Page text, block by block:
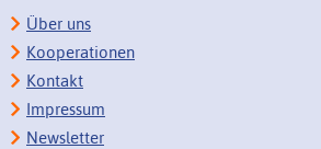
Über uns
Kooperationen
Kontakt
Impressum
Newsletter